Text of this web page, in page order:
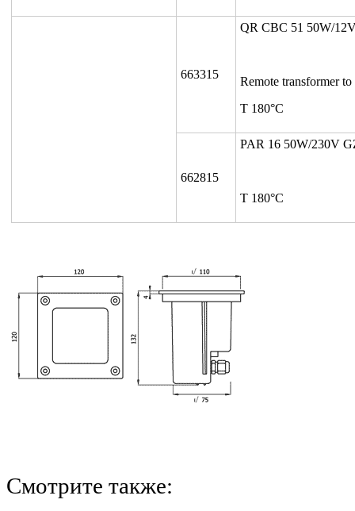
663315
QR CBC 51 50W/
Remote transformer to
T 180°C
662815
PAR 16 50W/230V
T 180°C
Смотрите также: